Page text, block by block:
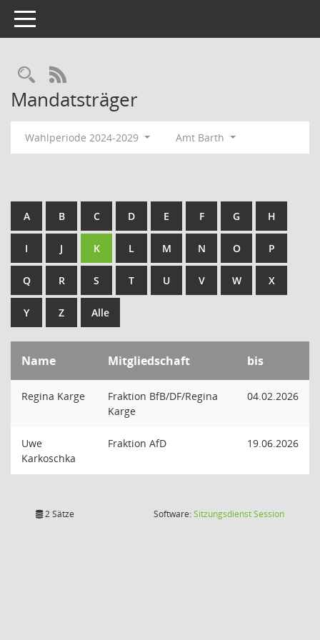
Toggle navigation
Rechercheauswahl
RSS-Feed
Mandatsträger
Wahlperiode 2024-2029 Amt Barth
A B C D E F G H
I J K L M N O P
Q R S T U V W X
Y Z Alle
Name Mitgliedschaft bis
Regina Karge
Fraktion BfB/DF/Regina
Karge
04.02.2026
Uwe
Karkoschka
Fraktion AfD 19.06.2026
2 Sätze Software:SitzungsdienstSession(Wird in